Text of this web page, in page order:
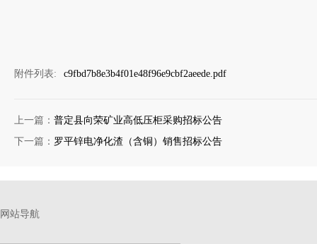
附件列表: c9fbd7b8e3b4f01e48f96e9cbf2aeede.pdf
上一篇： 普定县向荣矿业高低压柜采购招标公告
下一篇： 罗平锌电净化渣（含铜）销售招标公告
网站导航